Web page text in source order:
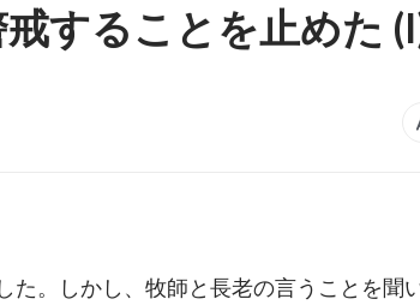
することを止めた
た。しかし、牧師と長老の言うことを聞